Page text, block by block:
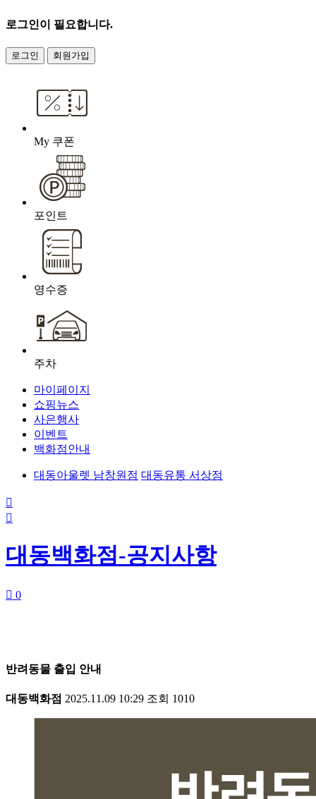
로그인이 필요합니다.
로그인 회원가입
My 쿠폰
포인트
영수증
주차
마이페이지
쇼핑뉴스
사은행사
이벤트
백화점안내
대동아울렛 남창원점 대동유통 서상점


대동백화점-공지사항
 0
반려동물 출입 안내
대동백화점 2025.11.09 10:29 조회 1010